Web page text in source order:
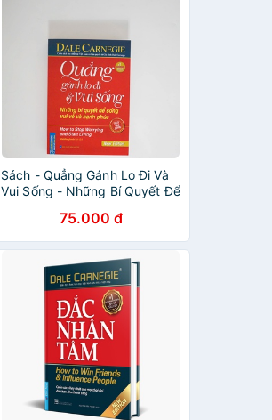
Sách - Quẳng Gánh Lo Đi Và
Vui Sống - Những Bí Quyết Để
75.000 đ